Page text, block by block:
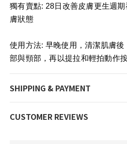
獨有賣點: 28日改善皮膚更生週
膚狀態
使用方法: 早晚使用，清潔肌膚
部與頸部，再以提拉和輕拍動作
SHIPPING & PAYMENT
CUSTOMER REVIEWS